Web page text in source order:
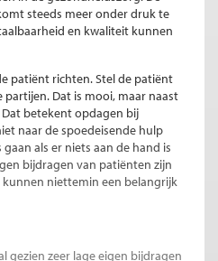
steeds meer onder druk te
en kwaliteit kunnen
patiënt richten. Stel de patiënt
Dat is mooi, maar naast
betekent opdagen bij
naar de spoedeisende hulp
als er niets aan de hand is
bijdragen van patiënten zijn
niettemin een belangrijk
gezien zeer lage eigen bijdragen